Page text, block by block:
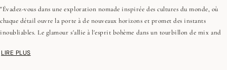
"Évadez-vous dans une exploration nomade inspirée des cultures du monde, où
chaque détail ouvre la porte à de nouveaux horizons et promet des instants
inoubliables. Le glamour s'allie à l'esprit bohème dans un tourbillon de mix and
atmosphère de convivialité et de rêverie.
LIRE PLUS